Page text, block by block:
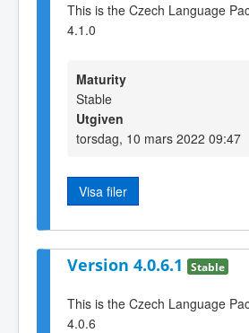
This is the Czech Language
4.1.0
Maturity
Stable
Utgiven
torsdag, 10 mars 2022 09:47
Visa filer
Version 4.0.6.1 Stable
This is the Czech Language
4.0.6